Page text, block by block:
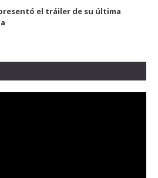
el tráiler de su última